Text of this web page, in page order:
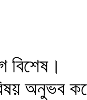
বিশেষ।
অনুভব